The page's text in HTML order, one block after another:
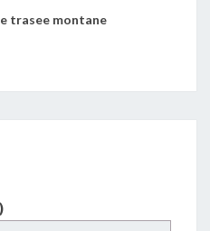
trasee montane